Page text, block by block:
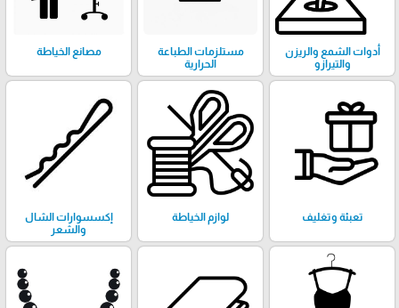
أدوات الشمع والريزن
والتيرازو
مستلزمات الطباعة
الحرارية
مصانع الخياطة
تعبئة وتغليف لوازم الخياطة
إكسسوارات الشال
والشعر